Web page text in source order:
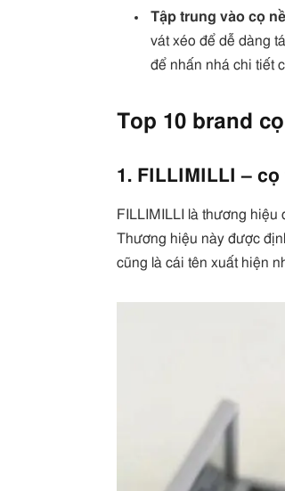
Tập trung vào cọ
vát xéo để dễ dàng
để nhấn nhá chi tiết
Top 10 brand
1. FILLIMILLI –
FILLIMILLI là thương hiệu
Thương hiệu này được
cũng là cái tên xuất hiện